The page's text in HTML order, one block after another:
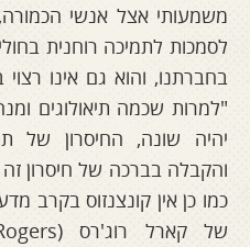
משמעותי אצל אנשי
לסמכות לתמיכה רוחנית
בחברתנו, והוא גם אינו
"למרות שכמה תיאולוגים
יהיה שונה, החיסרון של
והקבלה בברכה של חיסרון
כמו כן אין קונצנזוס בקרב